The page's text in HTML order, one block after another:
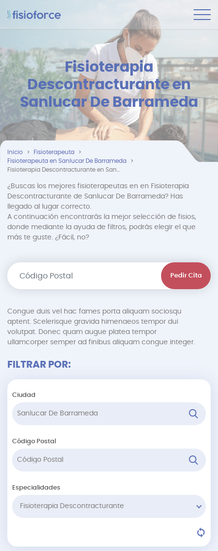
Fisioterapia
Descontracturante en
Sanlucar De Barrameda
Inicio
Fisioterapeuta
Fisioterapeuta en Sanlucar De Barrameda
¿Buscas los mejores fisioterapeutas en en Fisioterapia
Descontracturante de Sanlucar De Barrameda? Has
llegado al lugar correcto.
A continuación encontrarás la mejor selección de fisios,
donde mediante la ayuda de filtros, podrás elegir el que
más te guste. ¿Fácil, no?
Pedir Cita
Congue duis vel hac fames porta aliquam sociosqu
aptent. Scelerisque gravida himenaeos tempor dui
volutpat. Donec quam augue platea tempor
ullamcorper semper ad finibus aliquam congue integer.
FILTRAR POR:
Ciudad
Código Postal
Especialidades
Fisioterapia Descontracturante